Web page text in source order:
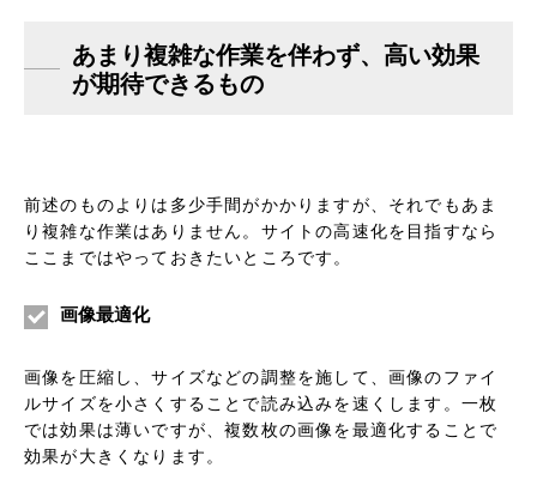
あまり複雑な作業を伴わず、高い効果
が期待できるもの
前述のものよりは多少手間がかかりますが、それでもあま
り複雑な作業はありません。サイトの高速化を目指すなら
ここまではやっておきたいところです。
画像最適化
画像を圧縮し、サイズなどの調整を施して、画像のファイ
ルサイズを小さくすることで読み込みを速くします。一枚
では効果は薄いですが、複数枚の画像を最適化することで
効果が大きくなります。